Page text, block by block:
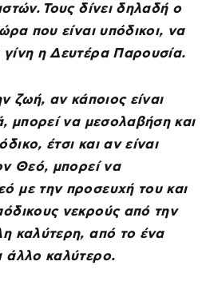
Τους δίνει δηλαδή ο
που είναι υπόδικοι, να
η Δευτέρα Παρουσία.
ζωή, αν κάποιος είναι
μπορεί να μεσολαβήση και
έτσι και αν είναι
Θεό, μπορεί να
με την προσευχή του και
νεκρούς από την
καλύτερη, από το ένα
άλλο καλύτερο.